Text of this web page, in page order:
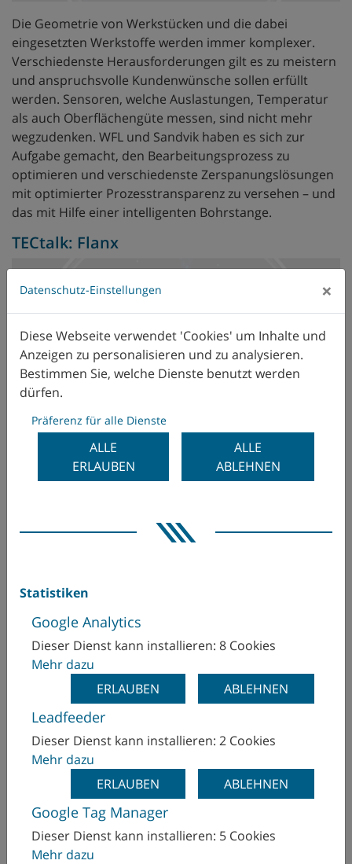
Die Geometrie von Werkstücken und die dabei
eingesetzten Werkstoffe werden immer komplexer.
Verschiedenste Herausforderungen gilt es zu meistern
und anspruchsvolle Kundenwünsche sollen erfüllt
werden. Sensoren, welche Auslastungen, Temperatur
als auch Oberflächengüte messen, sind nicht mehr
wegzudenken. WFL und Sandvik haben es sich zur
Aufgabe gemacht, den Bearbeitungsprozess zu
optimieren und verschiedenste Zerspanungslösungen
mit optimierter Prozesstransparenz zu versehen – und
das mit Hilfe einer intelligenten Bohrstange.
TECtalk: Flanx
Hohe Qualitätsanforderungen, Profilgenauigkeit sowie
zuverlässige und flexible Bearbeitungslösungen sind
Verzahnen auf der MILLTURN bietet perfekte
Voraussetzungen für Ihre Fertigungsaufgaben.
Vorteile mit sich.
TECtalk: FRAI
Datenschutz-Einstellungen ×
Diese Webseite verwendet 'Cookies' um Inhalte und
Anzeigen zu personalisieren und zu analysieren.
Bestimmen Sie, welche Dienste benutzt werden
dürfen.
Präferenz für alle Dienste
ALLE
ERLAUBEN
ALLE
ABLEHNEN
Statistiken
Google Analytics
Dieser Dienst kann installieren: 8 Cookies
Mehr dazu
ERLAUBEN
ABLEHNEN
Leadfeeder
Dieser Dienst kann installieren: 2 Cookies
Mehr dazu
ERLAUBEN
ABLEHNEN
Google Tag Manager
Dieser Dienst kann installieren: 5 Cookies
Mehr dazu